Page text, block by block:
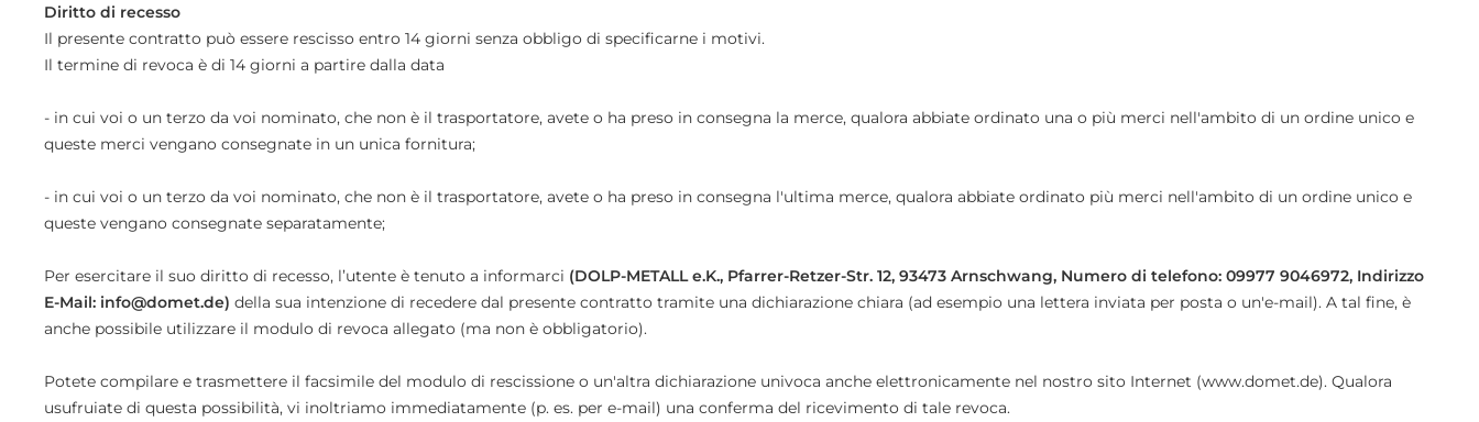
Diritto di recesso
Il presente contratto può essere rescisso entro 14 giorni senza obbligo di specificarne i motivi.
Il termine di revoca è di 14 giorni a partire dalla data
- in cui voi o un terzo da voi nominato, che non è il trasportatore, avete o ha preso in consegna la merce, qualora abbiate ordinato una o più merci nell'ambito di un ordine unico e
queste merci vengano consegnate in un unica fornitura;
- in cui voi o un terzo da voi nominato, che non è il trasportatore, avete o ha preso in consegna l'ultima merce, qualora abbiate ordinato più merci nell'ambito di un ordine unico e
queste vengano consegnate separatamente;
Per esercitare il suo diritto di recesso, l’utente è tenuto a informarci (DOLP-METALL e.K., Pfarrer-Retzer-Str. 12, 93473 Arnschwang, Numero di telefono: 09977 9046972, Indirizzo
E-Mail: info@domet.de) della sua intenzione di recedere dal presente contratto tramite una dichiarazione chiara (ad esempio una lettera inviata per posta o un'e-mail). A tal fine, è
anche possibile utilizzare il modulo di revoca allegato (ma non è obbligatorio).
Potete compilare e trasmettere il facsimile del modulo di rescissione o un'altra dichiarazione univoca anche elettronicamente nel nostro sito Internet (www.domet.de). Qualora
usufruiate di questa possibilità, vi inoltriamo immediatamente (p. es. per e-mail) una conferma del ricevimento di tale revoca.